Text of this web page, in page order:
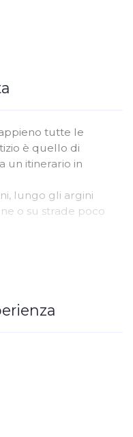
tutte le
è quello di
un itinerario in
lungo gli argini
o su strade poco
ad un bellissimo
al 0426380314